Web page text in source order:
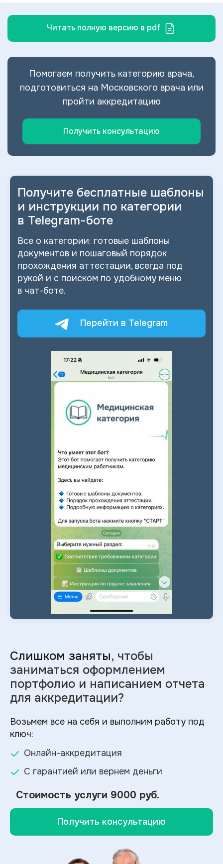
Читать полную версию в pdf
Помогаем получить категорию врача,
подготовиться на Московского врача или
пройти аккредитацию
Получить консультацию
Получите бесплатные шаблоны
и инструкции по категории
в Telegram-боте
Все о категории: готовые шаблоны
документов и пошаговый порядок
прохождения аттестации, всегда под
рукой и с поиском по удобному меню
в чат-боте.
Перейти в Telegram
Слишком заняты, чтобы
заниматься оформлением
портфолио и написанием отчета
для аккредитации?
Возьмем все на себя и выполним работу под
ключ:
Онлайн-аккредитация
С гарантией или вернем деньги
Стоимость услуги 9000 руб.
Получить консультацию